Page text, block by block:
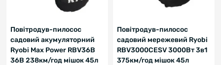
Повітродув-пилосос
садовий акумуляторний
Ryobi Max Power RBV36B
36В 238км/год мішок 45л
Повітродув-пилосос
садовий мережевий Ryobi
RBV3000CESV 3000Вт 3в1
375км/год мішок 45л